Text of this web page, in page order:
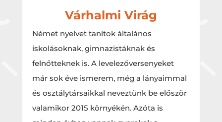
Várhalmi Virág
Német nyelvet tanítok általános
iskolásoknak, gimnazistáknak és
felnőtteknek is. A levelezőversenyeket
már sok éve ismerem, még a lányaimmal
és osztálytársaikkal neveztünk be először
valamikor 2015 környékén. Azóta is